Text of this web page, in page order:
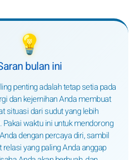
💡
bulan ini
penting adalah tetap setia pada
dan kejernihan Anda membuat
situasi dari sudut yang lebih
Pakai waktu ini untuk mendorong
dengan percaya diri, sambil
yang paling Anda anggap